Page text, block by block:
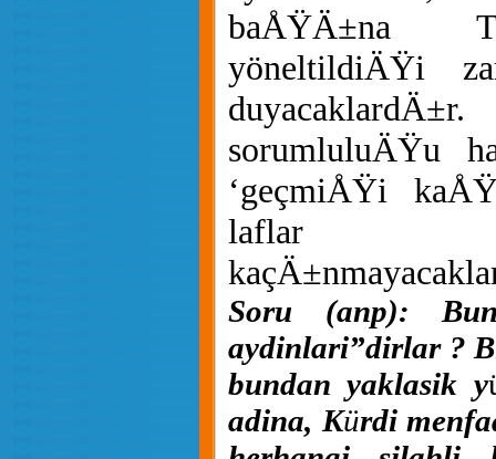
baÅŸÄ±na
yöneltildiÄŸi
sorumluluÄŸu
‘geçmiÅŸi
laflar
Soru (anp):
aydinlari”dirlar ?
bundan yaklasik y
adina, Kürdi